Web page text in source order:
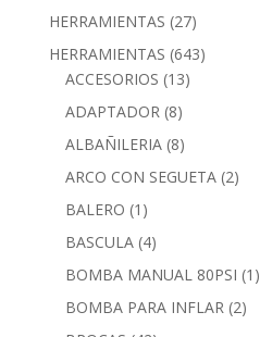
HERRAMIENTAS (27)
HERRAMIENTAS (643)
ACCESORIOS (13)
ADAPTADOR (8)
ALBAÑILERIA (8)
ARCO CON SEGUETA (2)
BALERO (1)
BASCULA (4)
BOMBA MANUAL 80PSI (1)
BOMBA PARA INFLAR (2)